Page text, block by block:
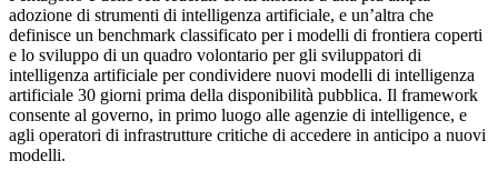
adozione di strumenti di intelligenza artificiale, e un’altra che
definisce un benchmark classificato per i modelli di frontiera coperti
e lo sviluppo di un quadro volontario per gli sviluppatori di
intelligenza artificiale per condividere nuovi modelli di intelligenza
artificiale 30 giorni prima della disponibilità pubblica. Il framework
consente al governo, in primo luogo alle agenzie di intelligence, e
agli operatori di infrastrutture critiche di accedere in anticipo a nuovi
modelli.